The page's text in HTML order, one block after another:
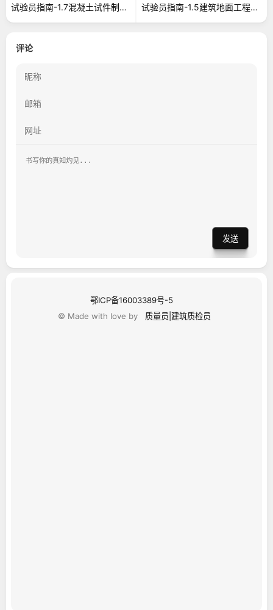
试验员指南-1.7混凝土试件制作要求和见证取样送检要求 试验员指南-1.5建筑地面工程水泥混凝土试件的取样要求
评论
发送
鄂ICP备16003389号-5
© Made with love by
质量员|建筑质检员